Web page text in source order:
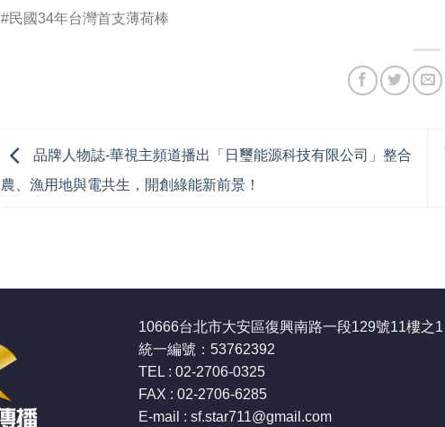
#民國34年台灣首支薄荷棒
品牌人物誌-華視主頻道播出「日璽能源科技有限公司」整合
農、漁用地與電共生，開創綠能新前景！
10666台北市大安區復興南路一段129號11樓之1
統一編號：53762392
TEL : 02-2706-0325
FAX : 02-2706-6285
E-mail : sf.star711@gmail.com